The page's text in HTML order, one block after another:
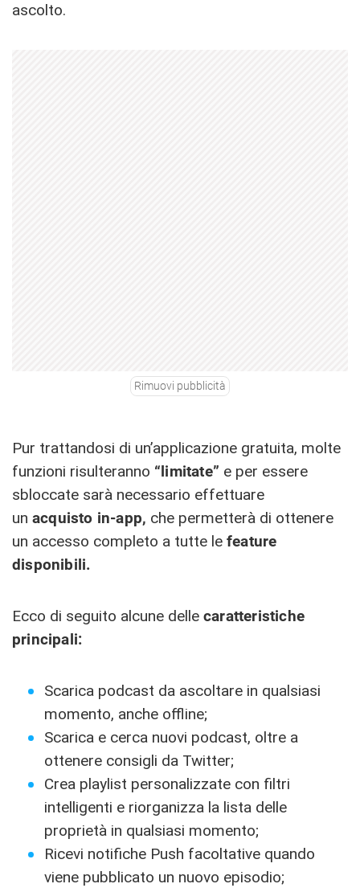
ascolto.
Rimuovi pubblicità
Pur trattandosi di un’applicazione gratuita, molte
funzioni risulteranno “limitate” e per essere
sbloccate sarà necessario effettuare
un acquisto in-app, che permetterà di ottenere
un accesso completo a tutte le feature
disponibili.
Ecco di seguito alcune delle caratteristiche
principali:
Scarica podcast da ascoltare in qualsiasi
momento, anche offline;
Scarica e cerca nuovi podcast, oltre a
ottenere consigli da Twitter;
Crea playlist personalizzate con filtri
intelligenti e riorganizza la lista delle
proprietà in qualsiasi momento;
Ricevi notifiche Push facoltative quando
viene pubblicato un nuovo episodio;